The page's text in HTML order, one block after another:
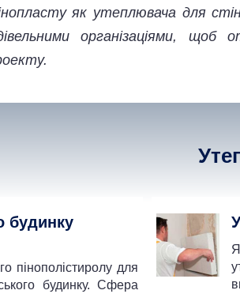
як утеплювача для
організаціями, щоб
будинку
пінополістиролу для
будинку. Сфера